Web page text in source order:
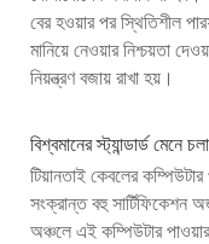
বের হওয়ার পর স্থিতিশীল
মানিয়ে নেওয়ার নিশ্চয়তা
নিয়ন্ত্রণ বজায় রাখা হয়।
বিশ্বমানের স্ট্যান্ডার্ড মেনে চলা
টিয়ানতাই কেবলের
সংক্রান্ত বহু সার্টিফিকেশন
অঞ্চলে এই কম্পিউটার